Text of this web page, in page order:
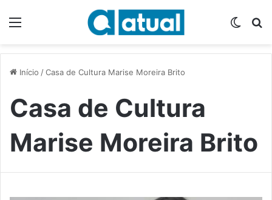
Início /Casa de Cultura Marise Moreira Brito
Casa de Cultura
Marise Moreira Brito